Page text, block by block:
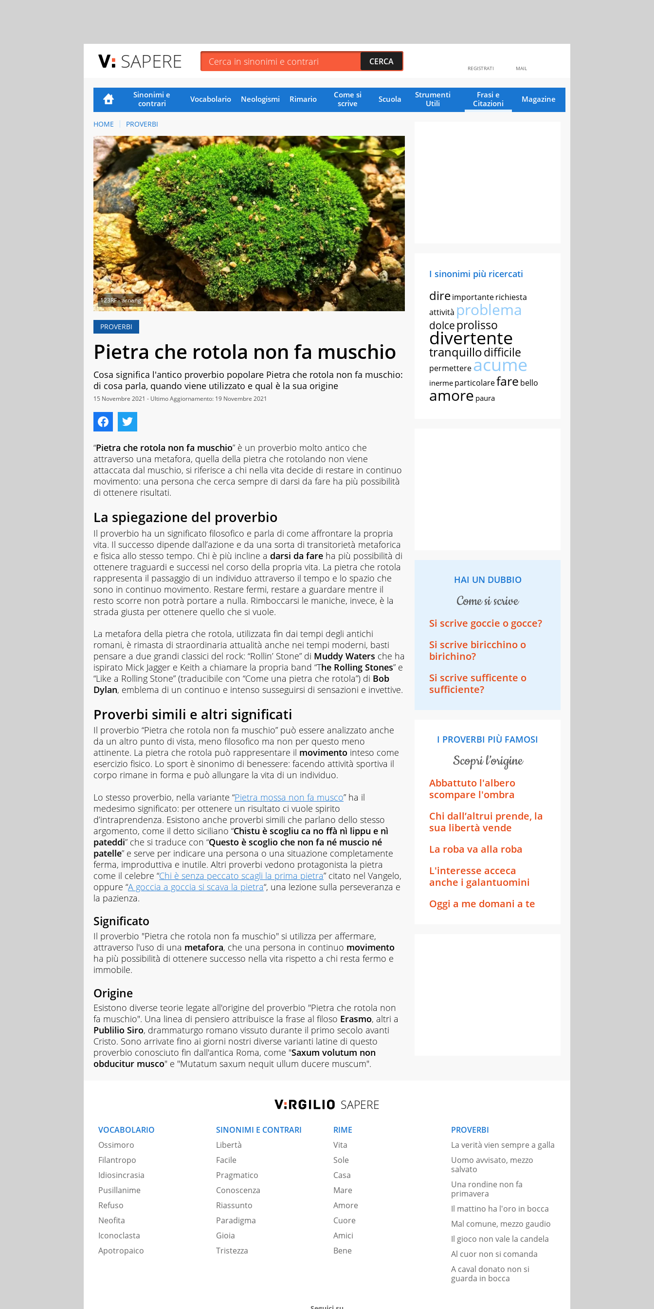
SAPERE MAIL
REGISTRATI
Sinonimi e
contrari
Vocabolario Neologismi Rimario
Come si
scrive
Scuola
Strumenti
Utili
Frasi e
Citazioni
Magazine
HOME PROVERBI
123RF - arnang
PROVERBI
Pietra che rotola non fa muschio
Cosa significa l'antico proverbio popolare Pietra che rotola non fa muschio:
di cosa parla, quando viene utilizzato e qual è la sua origine
15 Novembre 2021 - Ultimo Aggiornamento: 19 Novembre 2021
“Pietra che rotola non fa muschio” è un proverbio molto antico che
attraverso una metafora, quella della pietra che rotolando non viene
attaccata dal muschio, si riferisce a chi nella vita decide di restare in continuo
movimento: una persona che cerca sempre di darsi da fare ha più possibilità
di ottenere risultati.
La spiegazione del proverbio
Il proverbio ha un significato filosofico e parla di come affrontare la propria
vita. Il successo dipende dall’azione e da una sorta di transitorietà metaforica
e fisica allo stesso tempo. Chi è più incline a darsi da fare ha più possibilità di
ottenere traguardi e successi nel corso della propria vita. La pietra che rotola
rappresenta il passaggio di un individuo attraverso il tempo e lo spazio che
sono in continuo movimento. Restare fermi, restare a guardare mentre il
resto scorre non potrà portare a nulla. Rimboccarsi le maniche, invece, è la
strada giusta per ottenere quello che si vuole.
La metafora della pietra che rotola, utilizzata fin dai tempi degli antichi
romani, è rimasta di straordinaria attualità anche nei tempi moderni, basti
pensare a due grandi classici del rock: “Rollin’ Stone” di Muddy Waters che ha
ispirato Mick Jagger e Keith a chiamare la propria band “The Rolling Stones” e
“Like a Rolling Stone” (traducibile con “Come una pietra che rotola”) di Bob
Dylan, emblema di un continuo e intenso susseguirsi di sensazioni e invettive.
Proverbi simili e altri significati
Il proverbio “Pietra che rotola non fa muschio” può essere analizzato anche
da un altro punto di vista, meno filosofico ma non per questo meno
attinente. La pietra che rotola può rappresentare il movimento inteso come
esercizio fisico. Lo sport è sinonimo di benessere: facendo attività sportiva il
corpo rimane in forma e può allungare la vita di un individuo.
Lo stesso proverbio, nella variante “Pietra mossa non fa musco” ha il
medesimo significato: per ottenere un risultato ci vuole spirito
d’intraprendenza. Esistono anche proverbi simili che parlano dello stesso
argomento, come il detto siciliano “Chistu è scogliu ca no ffà nì lippu e nì
pateddi” che si traduce con “Questo è scoglio che non fa né muscio né
patelle” e serve per indicare una persona o una situazione completamente
ferma, improduttiva e inutile. Altri proverbi vedono protagonista la pietra
come il celebre “Chi è senza peccato scagli la prima pietra” citato nel Vangelo,
oppure “A goccia a goccia si scava la pietra“, una lezione sulla perseveranza e
la pazienza.
Significato
Il proverbio "Pietra che rotola non fa muschio" si utilizza per affermare,
attraverso l'uso di una metafora, che una persona in continuo movimento
ha più possibilità di ottenere successo nella vita rispetto a chi resta fermo e
immobile.
Origine
Esistono diverse teorie legate all'origine del proverbio "Pietra che rotola non
fa muschio". Una linea di pensiero attribuisce la frase al filoso Erasmo, altri a
Publilio Siro, drammaturgo romano vissuto durante il primo secolo avanti
Cristo. Sono arrivate fino ai giorni nostri diverse varianti latine di questo
proverbio conosciuto fin dall'antica Roma, come "Saxum volutum non
obducitur musco" e "Mutatum saxum nequit ullum ducere muscum".
I sinonimi più ricercati
direimportanterichiesta
attività problema
dolce prolisso
divertente
tranquillodifficile
permettereacume
inerme particolarefare bello
amore paura
HAI UN DUBBIO
come si scrive
Si scrive goccie o gocce?
Si scrive biricchino o
birichino?
Si scrive sufficente o
sufficiente?
I PROVERBI PIÙ FAMOSI
scopri l’origine
Abbattuto l'albero
scompare l'ombra
Chi dall’altrui prende, la
sua libertà vende
La roba va alla roba
L'interesse acceca
anche i galantuomini
Oggi a me domani a te
SAPERE
VOCABOLARIO
Ossimoro
Filantropo
Idiosincrasia
Pusillanime
Refuso
Neofita
Iconoclasta
Apotropaico
SINONIMI E CONTRARI
Libertà
Facile
Pragmatico
Conoscenza
Riassunto
Paradigma
Gioia
Tristezza
RIME
Vita
Sole
Casa
Mare
Amore
Cuore
Amici
Bene
PROVERBI
La verità vien sempre a galla
Uomo avvisato, mezzo
salvato
Una rondine non fa
primavera
Il mattino ha l'oro in bocca
Mal comune, mezzo gaudio
Il gioco non vale la candela
Al cuor non si comanda
A caval donato non si
guarda in bocca